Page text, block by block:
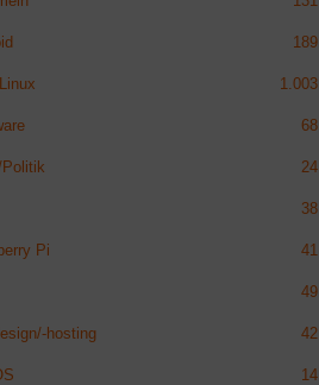
189
1.003
68
24
38
Pi 41
49
hosting 42
14